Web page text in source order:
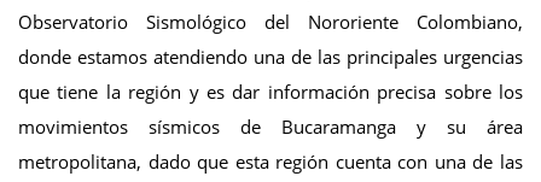
Observatorio Sismológico del Nororiente Colombiano,
donde estamos atendiendo una de las principales urgencias
que tiene la región y es dar información precisa sobre los
movimientos sísmicos de Bucaramanga y su área
metropolitana, dado que esta región cuenta con una de las